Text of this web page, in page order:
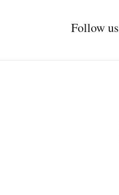
Follow us